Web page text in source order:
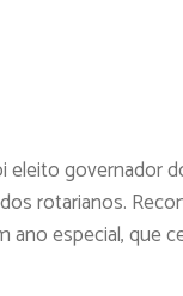
eleito governador
rotarianos.
especial, que